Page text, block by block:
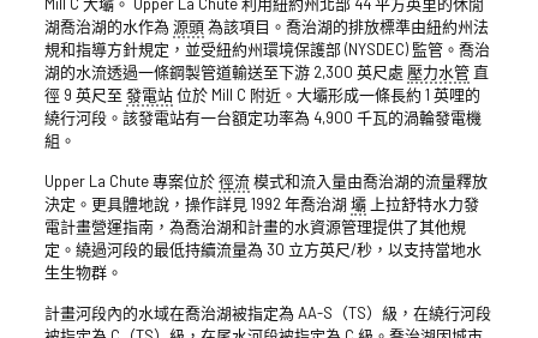
湖喬治湖的水作為 源頭為該項目。喬治湖的排放標準由紐約州法
規和指導方針規定，並受紐約州環境保護部 (NYSDEC) 監管。喬治
湖的水流透過一條鋼製管道輸送至下游 2,300 英尺處 壓力水管直
徑 9 英尺至 發電站位於 Mill C 附近。大壩形成一條長約 1 英哩的
繞行河段。該發電站有一台額定功率為 4,900 千瓦的渦輪發電機
組。
Upper La Chute 專案位於徑流模式和流入量由喬治湖的流量釋放
決定。更具體地說，操作詳見 1992 年喬治湖 壩上拉舒特水力發
電計畫營運指南，為喬治湖和計畫的水資源管理提供了其他規
定。繞過河段的最低持續流量為 30 立方英尺/秒，以支持當地水
生生物群。
計畫河段內的水域在喬治湖被指定為 AA-S（TS）級，在繞行河段